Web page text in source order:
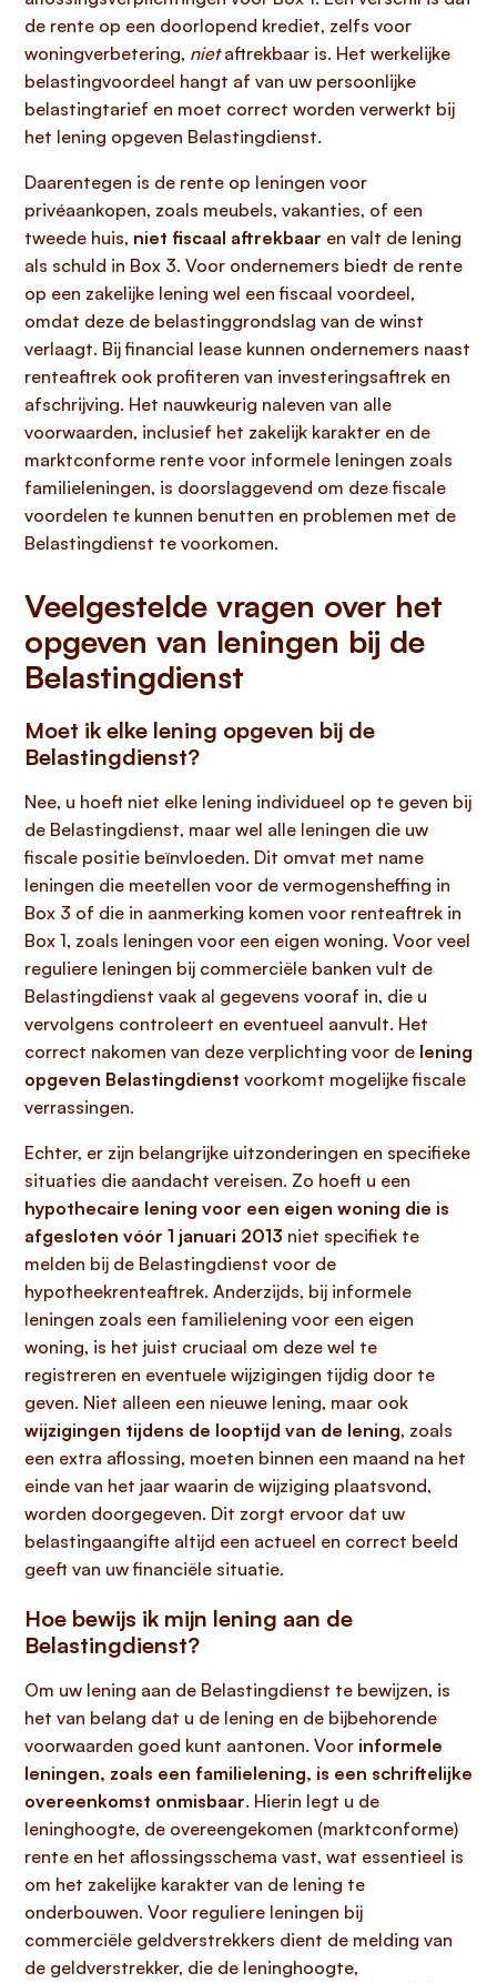
de rente op een doorlopend krediet, zelfs voor
woningverbetering, nietaftrekbaar is. Het werkelijke
belastingvoordeel hangt af van uw persoonlijke
belastingtarief en moet correct worden verwerkt bij
het lening opgeven Belastingdienst.
Daarentegen is de rente op leningen voor
privéaankopen, zoals meubels, vakanties, of een
tweede huis, niet fiscaal aftrekbaar en valt de lening
als schuld in Box 3. Voor ondernemers biedt de rente
op een zakelijke lening wel een fiscaal voordeel,
omdat deze de belastinggrondslag van de winst
verlaagt. Bij financial lease kunnen ondernemers naast
renteaftrek ook profiteren van investeringsaftrek en
afschrijving. Het nauwkeurig naleven van alle
voorwaarden, inclusief het zakelijk karakter en de
marktconforme rente voor informele leningen zoals
familieleningen, is doorslaggevend om deze fiscale
voordelen te kunnen benutten en problemen met de
Belastingdienst te voorkomen.
Veelgestelde vragen over het
opgeven van leningen bij de
Belastingdienst
Moet ik elke lening opgeven bij de
Belastingdienst?
Nee, u hoeft niet elke lening individueel op te geven bij
de Belastingdienst, maar wel alle leningen die uw
fiscale positie beïnvloeden. Dit omvat met name
leningen die meetellen voor de vermogensheffing in
Box 3 of die in aanmerking komen voor renteaftrek in
Box 1, zoals leningen voor een eigen woning. Voor veel
reguliere leningen bij commerciële banken vult de
Belastingdienst vaak al gegevens vooraf in, die u
vervolgens controleert en eventueel aanvult. Het
correct nakomen van deze verplichting voor de lening
opgeven Belastingdienst voorkomt mogelijke fiscale
verrassingen.
Echter, er zijn belangrijke uitzonderingen en specifieke
situaties die aandacht vereisen. Zo hoeft u een
hypothecaire lening voor een eigen woning die is
afgesloten vóór 1 januari 2013 niet specifiek te
melden bij de Belastingdienst voor de
hypotheekrenteaftrek. Anderzijds, bij informele
leningen zoals een familielening voor een eigen
woning, is het juist cruciaal om deze wel te
registreren en eventuele wijzigingen tijdig door te
geven. Niet alleen een nieuwe lening, maar ook
wijzigingen tijdens de looptijd van de lening, zoals
een extra aflossing, moeten binnen een maand na het
einde van het jaar waarin de wijziging plaatsvond,
worden doorgegeven. Dit zorgt ervoor dat uw
belastingaangifte altijd een actueel en correct beeld
geeft van uw financiële situatie.
Hoe bewijs ik mijn lening aan de
Belastingdienst?
Om uw lening aan de Belastingdienst te bewijzen, is
het van belang dat u de lening en de bijbehorende
voorwaarden goed kunt aantonen. Voor informele
leningen, zoals een familielening, is een schriftelijke
overeenkomst onmisbaar. Hierin legt u de
leninghoogte, de overeengekomen (marktconforme)
rente en het aflossingsschema vast, wat essentieel is
om het zakelijke karakter van de lening te
onderbouwen. Voor reguliere leningen bij
commerciële geldverstrekkers dient de melding van
de geldverstrekker, die de leninghoogte,